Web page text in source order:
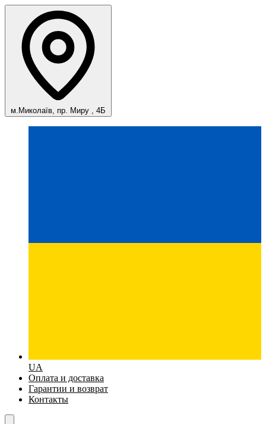
м.Миколаїв, пр. Миру , 4Б
UA
Оплата и доставка
Гарантии и возврат
Контакты